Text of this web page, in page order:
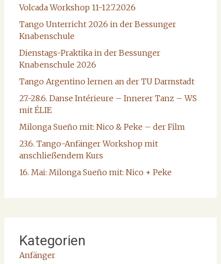
Volcada Workshop 11-12.7.2026
Tango Unterricht 2026 in der Bessunger
Knabenschule
Dienstags-Praktika in der Bessunger
Knabenschule 2026
Tango Argentino lernen an der TU Darmstadt
27.-28.6. Danse Intérieure – Innerer Tanz – WS
mit ÉLIE
Milonga Sueño mit: Nico & Peke – der Film
23.6. Tango-Anfänger Workshop mit
anschließendem Kurs
16. Mai: Milonga Sueño mit: Nico + Peke
Kategorien
Anfänger